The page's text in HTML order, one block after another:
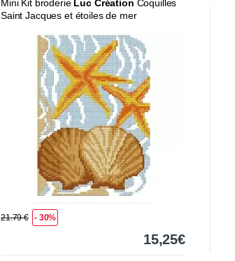
Mini Kit broderie Luc Création Coquilles
Saint Jacques et étoiles de mer
21.79 € - 30%
15,25€